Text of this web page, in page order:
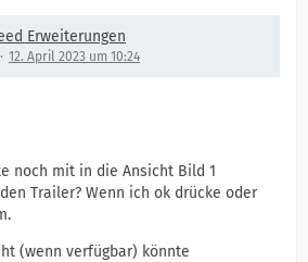
Erweiterungen
12. April 2023 um 10:24
noch mit in die Ansicht Bild 1
Trailer? Wenn ich ok drücke oder
(wenn verfügbar) könnte